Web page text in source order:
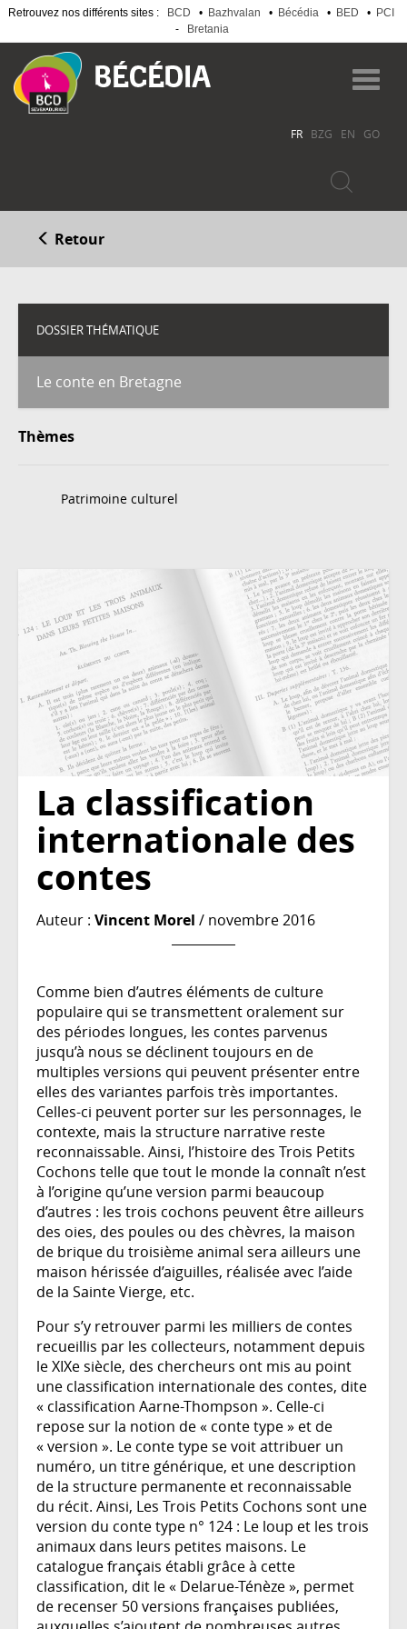
Retrouvez nos différents sites : BCD • Bazhvalan • Bécédia • BED •
PCI
-
Bretania
au
contenu
principal
FR BZG EN GO
Retour
DOSSIER THÉMATIQUE
Le conte en Bretagne
Thèmes
Patrimoine culturel
La classification
internationale des
contes
Auteur : Vincent Morel / novembre 2016
Comme bien d’autres éléments de culture
populaire qui se transmettent oralement sur
des périodes longues, les contes parvenus
jusqu’à nous se déclinent toujours en de
multiples versions qui peuvent présenter entre
elles des variantes parfois très importantes.
Celles-ci peuvent porter sur les personnages, le
contexte, mais la structure narrative reste
reconnaissable. Ainsi, l’histoire des Trois Petits
Cochons telle que tout le monde la connaît n’est
à l’origine qu’une version parmi beaucoup
d’autres : les trois cochons peuvent être ailleurs
des oies, des poules ou des chèvres, la maison
de brique du troisième animal sera ailleurs une
maison hérissée d’aiguilles, réalisée avec l’aide
de la Sainte Vierge, etc.
Pour s’y retrouver parmi les milliers de contes
recueillis par les collecteurs, notamment depuis
le XIXe siècle, des chercheurs ont mis au point
une classification internationale des contes, dite
« classification Aarne-Thompson ». Celle-ci
repose sur la notion de « conte type » et de
« version ». Le conte type se voit attribuer un
numéro, un titre générique, et une description
de la structure permanente et reconnaissable
du récit. Ainsi, Les Trois Petits Cochons sont une
version du conte type n° 124 : Le loup et les trois
animaux dans leurs petites maisons. Le
catalogue français établi grâce à cette
classification, dit le « Delarue-Ténèze », permet
de recenser 50 versions françaises publiées,